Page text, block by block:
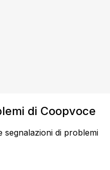
di Coopvoce
segnalazioni di problemi